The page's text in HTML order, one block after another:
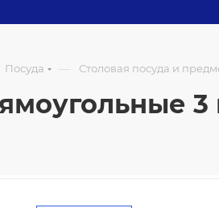
Посуда — Столовая посуда и
3